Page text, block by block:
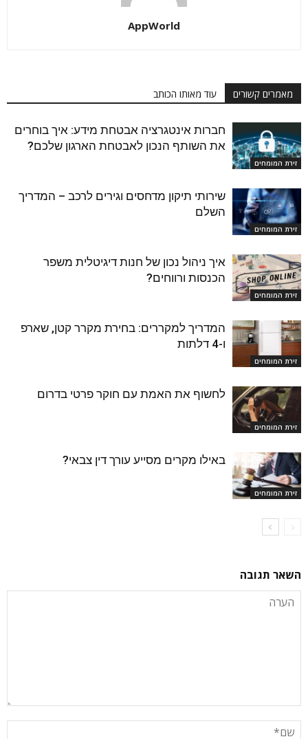
AppWorld
מאמרים קשורים עוד מאותו הכותב
זירת המומחים
חברות אינטגרציה אבטחת מידע: איך בוחרים
את השותף הנכון לאבטחת הארגון שלכם?
זירת המומחים
שירותי תיקון מדחסים וגירים לרכב – המדריך
השלם
זירת המומחים
איך ניהול נכון של חנות דיגיטלית משפר
הכנסות ורווחים?
זירת המומחים
המדריך למקררים: בחירת מקרר קטן, שארפ
ו-4 דלתות
זירת המומחים
לחשוף את האמת עם חוקר פרטי בדרום
זירת המומחים
באילו מקרים מסייע עורך דין צבאי?
השאר תגובה